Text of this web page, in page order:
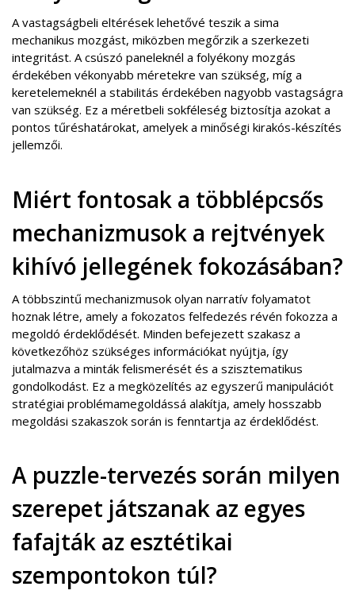
A vastagságbeli eltérések lehetővé teszik a sima
mechanikus mozgást, miközben megőrzik a szerkezeti
integritást. A csúszó paneleknél a folyékony mozgás
érdekében vékonyabb méretekre van szükség, míg a
keretelemeknél a stabilitás érdekében nagyobb vastagságra
van szükség. Ez a méretbeli sokféleség biztosítja azokat a
pontos tűréshatárokat, amelyek a minőségi kirakós-készítés
jellemzői.
Miért fontosak a többlépcsős
mechanizmusok a rejtvények
kihívó jellegének fokozásában?
A többszintű mechanizmusok olyan narratív folyamatot
hoznak létre, amely a fokozatos felfedezés révén fokozza a
megoldó érdeklődését. Minden befejezett szakasz a
következőhöz szükséges információkat nyújtja, így
jutalmazva a minták felismerését és a szisztematikus
gondolkodást. Ez a megközelítés az egyszerű manipulációt
stratégiai problémamegoldássá alakítja, amely hosszabb
megoldási szakaszok során is fenntartja az érdeklődést.
A puzzle-tervezés során milyen
szerepet játszanak az egyes
fafajták az esztétikai
szempontokon túl?